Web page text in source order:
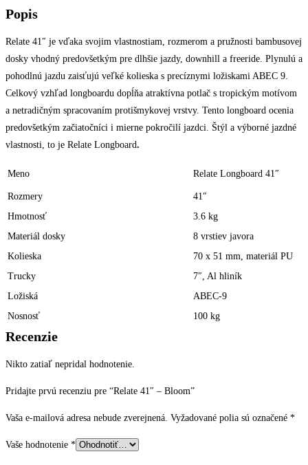
Popis
Relate 41″ je vďaka svojim vlastnostiam, rozmerom a pružnosti bambusovej
dosky vhodný predovšetkým pre dlhšie jazdy, downhill a freeride. Plynulú a
pohodlnú jazdu zaisťujú veľké kolieska s precíznymi ložiskami ABEC 9.
Celkový vzhľad longboardu dopĺňa atraktívna potlač s tropickým motívom
a netradičným spracovaním protišmykovej vrstvy. Tento longboard ocenia
predovšetkým začiatočníci i mierne pokročilí jazdci. Štýl a výborné jazdné
vlastnosti, to je Relate Longboard.
Meno Relate Longboard 41″
Rozmery
41″
Hmotnosť
3.6 kg
Materiál dosky
8 vrstiev javora
Kolieska
70 x 51 mm, materiál PU
Trucky
7″, Al hliník
Ložiská
ABEC-9
Nosnosť
100 kg
Recenzie
Nikto zatiaľ nepridal hodnotenie.
Pridajte prvú recenziu pre “Relate 41″ – Bloom”
Vaša e-mailová adresa nebude zverejnená. Vyžadované polia sú označené *
Vaše hodnotenie *